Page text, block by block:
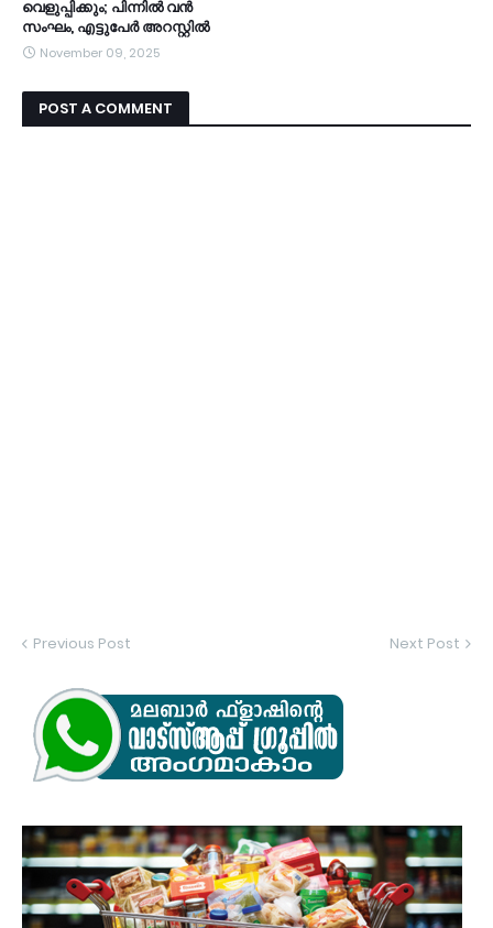
വെളുപ്പിക്കും; പിന്നിൽ വൻ
സംഘം, എട്ടുപേർ അറസ്റ്റിൽ
November 09, 2025
POST A COMMENT
Previous Post Next Post